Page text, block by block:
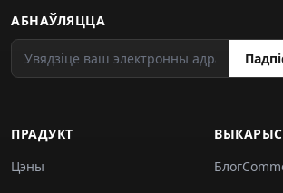
АБНАЎЛЯЦЦА
ПРАДУКТ
Цэны